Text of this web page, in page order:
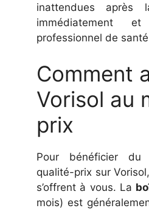
inattendues après
immédiatement
professionnel de
Comment
Vorisol au
prix
Pour bénéficier du
qualité-prix sur
s’offrent à vous. La
mois) est